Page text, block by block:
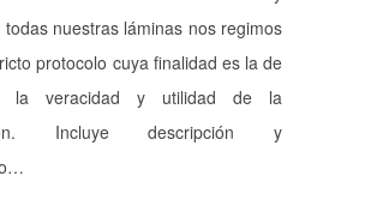
nuestras láminas nos regimos
protocolo cuya finalidad es la de
la veracidad y utilidad de la
Incluye descripción y